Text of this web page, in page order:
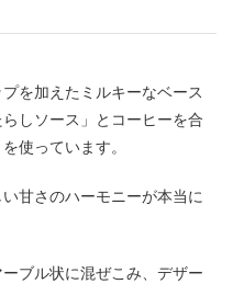
を加えたミルキーなベース
しソース」とコーヒーを合
使っています。
甘さのハーモニーが本当に
ブル状に混ぜこみ、デザー